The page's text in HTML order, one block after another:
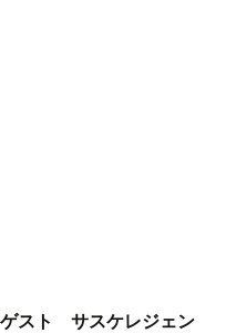
スト サスケレジェン